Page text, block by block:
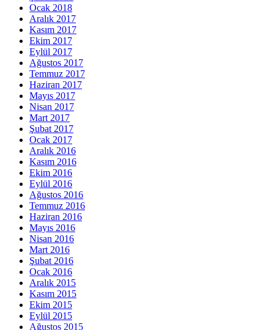
Ocak 2018
Aralık 2017
Kasım 2017
Ekim 2017
Eylül 2017
Ağustos 2017
Temmuz 2017
Haziran 2017
Mayıs 2017
Nisan 2017
Mart 2017
Şubat 2017
Ocak 2017
Aralık 2016
Kasım 2016
Ekim 2016
Eylül 2016
Ağustos 2016
Temmuz 2016
Haziran 2016
Mayıs 2016
Nisan 2016
Mart 2016
Şubat 2016
Ocak 2016
Aralık 2015
Kasım 2015
Ekim 2015
Eylül 2015
Ağustos 2015